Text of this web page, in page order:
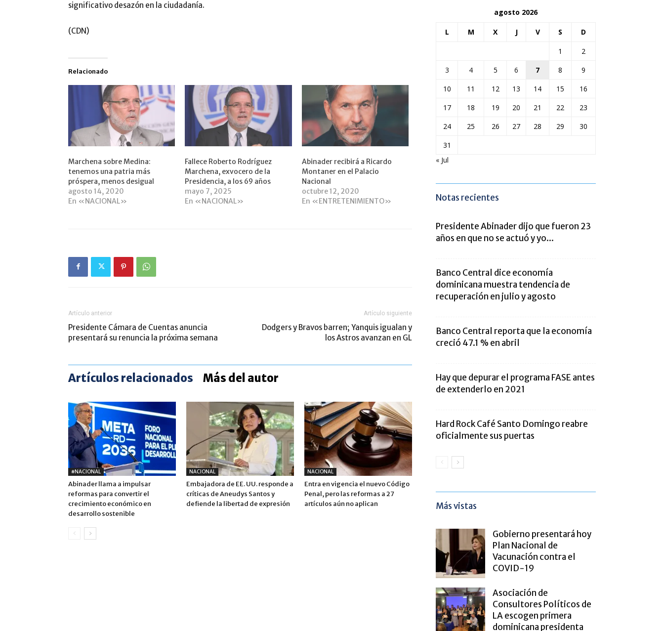
significativo desazón en la ciudadanía.
(CDN)
Relacionado
Marchena sobre Medina:
tenemos una patria más
próspera, menos desigual
agosto 14, 2020
En «NACIONAL»
Fallece Roberto Rodríguez
Marchena, exvocero de la
Presidencia, a los 69 años
mayo 7, 2025
En «NACIONAL»
Abinader recibirá a Ricardo
Montaner en el Palacio
Nacional
octubre 12, 2020
En «ENTRETENIMIENTO»
Artículo anterior
Presidente Cámara de Cuentas anuncia
presentará su renuncia la próxima semana
Artículo siguiente
Dodgers y Bravos barren; Yanquis igualan y
los Astros avanzan en GL
Artículos relacionados Más del autor
#NACIONAL
Abinader llama a impulsar
reformas para convertir el
crecimiento económico en
desarrollo sostenible
NACIONAL
Embajadora de EE. UU. responde a
críticas de Aneudys Santos y
defiende la libertad de expresión
NACIONAL
Entra en vigencia el nuevo Código
Penal, pero las reformas a 27
artículos aún no aplican
agosto 2026
L M X J V S D
1
2
3
4 5 6 7 8
9
10
11 12 13 14 15
16
17
18 19 20 21 22
23
24
25 26 27 28 29
30
31
« Jul
Notas recientes
Presidente Abinader dijo que fueron 23
años en que no se actuó y yo...
Banco Central dice economía
dominicana muestra tendencia de
recuperación en julio y agosto
Banco Central reporta que la economía
creció 47.1 % en abril
Hay que depurar el programa FASE antes
de extenderlo en 2021
Hard Rock Café Santo Domingo reabre
oficialmente sus puertas
Más vistas
Gobierno presentará hoy
Plan Nacional de
Vacunación contra el
COVID-19
Asociación de
Consultores Políticos de
LA escogen primera
dominicana presidenta